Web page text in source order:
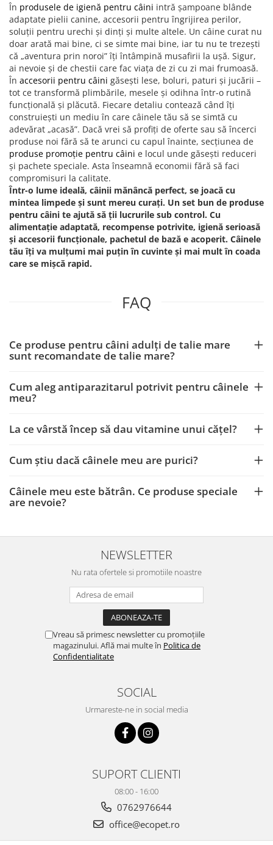
În produsele de igienă pentru câini intră șampoane blânde
adaptate pielii canine, accesorii pentru îngrijirea perilor,
soluții pentru urechi și dinți și multe altele. Un câine curat nu
doar arată mai bine, ci se simte mai bine, iar tu nu te trezești
că „aventura prin noroi” îți întâmpină musafirii la ușă. Sigur,
ai nevoie și de chestii care fac viața de zi cu zi mai frumoasă.
În accesorii pentru câini găsești lese, boluri, paturi și jucării –
tot ce transformă plimbările, mesele și odihna într-o rutină
funcțională și plăcută. Fiecare detaliu contează când îți
construiești un mediu în care câinele tău să se simtă cu
adevărat „acasă”. Dacă vrei să profiți de oferte sau să încerci
produse noi fără să te arunci cu capul înainte, secțiunea de
produse promoție pentru câini e locul unde găsești reduceri
și pachete speciale. Asta înseamnă economii fără să faci
compromisuri la calitate.
Într-o lume ideală, câinii mănâncă perfect, se joacă cu
mintea limpede și sunt mereu curați. Un set bun de produse
pentru câini te ajută să ții lucrurile sub control. Cu
alimentație adaptată, recompense potrivite, igienă serioasă
și accesorii funcționale, pachetul de bază e acoperit. Câinele
tău îți va mulțumi mai puțin în cuvinte și mai mult în coada
care se mișcă rapid.
FAQ
Ce produse pentru câini adulți de talie mare
sunt recomandate de talie mare?
Cum aleg antiparazitarul potrivit pentru câinele
meu?
La ce vârstă încep să dau vitamine unui cățel?
Cum știu dacă câinele meu are purici?
Câinele meu este bătrân. Ce produse speciale
are nevoie?
NEWSLETTER
Nu rata ofertele si promotiile noastre
Vreau să primesc newsletter cu promoțiile
magazinului. Află mai multe în Politica de
Confidentialitate
SOCIAL
Urmareste-ne in social media
SUPORT CLIENTI
08:00 - 16:00
0762976644
office@ecopet.ro